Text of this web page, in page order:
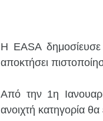
Η EASA δημοσίευσε
αποκτήσει
Από την 1η
ανοιχτή κατηγορία